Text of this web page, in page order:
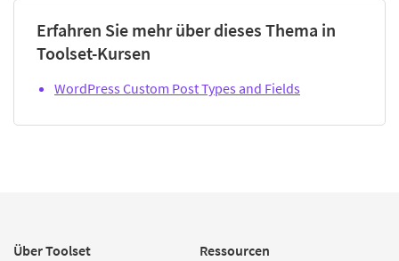
Erfahren Sie mehr über dieses Thema in
Toolset-Kursen
WordPress Custom Post Types and Fields
Über Toolset Ressourcen